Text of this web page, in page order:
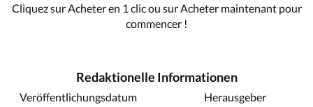
Cliquez sur Acheter en 1 clic ou sur Acheter maintenant pour
commencer !
Redaktionelle Informationen
Veröffentlichungsdatum Herausgeber